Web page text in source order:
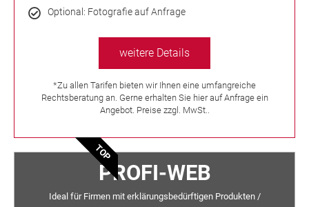
Optional: Fotografie auf Anfrage
weitere Details
*Zu allen Tarifen bieten wir Ihnen eine umfangreiche
Rechtsberatung an. Gerne erhalten Sie hier auf Anfrage ein
Angebot. Preise zzgl. MwSt..
TOP
PROFI-WEB
Ideal für Firmen mit erklärungsbedürftigen Produkten /